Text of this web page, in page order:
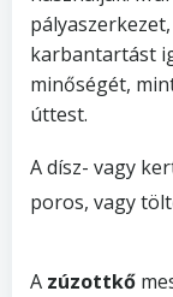
karbantartást
minőségét,
úttest.
A dísz- vagy
poros, vagy
A zúzottkő